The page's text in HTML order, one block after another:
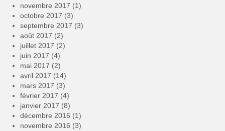
novembre 2017 (1)
octobre 2017 (3)
septembre 2017 (3)
août 2017 (2)
juillet 2017 (2)
juin 2017 (4)
mai 2017 (2)
avril 2017 (14)
mars 2017 (3)
février 2017 (4)
janvier 2017 (8)
décembre 2016 (1)
novembre 2016 (3)